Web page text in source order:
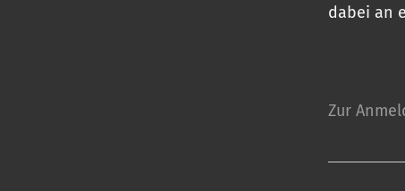
dabei an
Zur